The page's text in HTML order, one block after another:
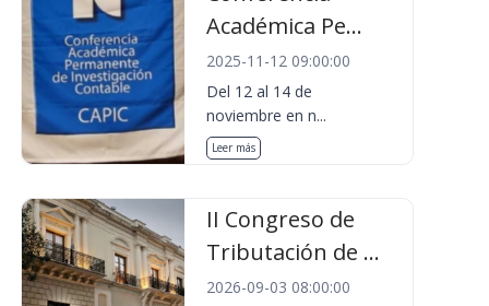
Académica Pe...
2025-11-12 09:00:00
Del 12 al 14 de
noviembre en n...
Leer más
II Congreso de
Tributación de ...
2026-09-03 08:00:00